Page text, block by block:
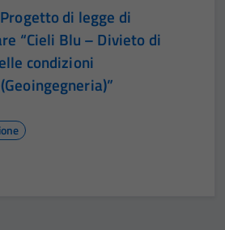
di legge di
“Cieli Blu – Divieto di
condizioni